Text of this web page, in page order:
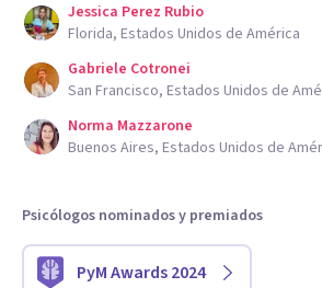
Jessica Perez Rubio
Florida, Estados Unidos de América
Gabriele Cotronei
San Francisco, Estados Unidos de
Norma Mazzarone
Buenos Aires, Estados Unidos de
Psicólogos nominados y premiados
PyM Awards 2024